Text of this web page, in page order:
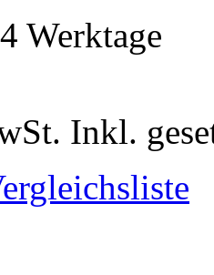
Werktage
Inkl.